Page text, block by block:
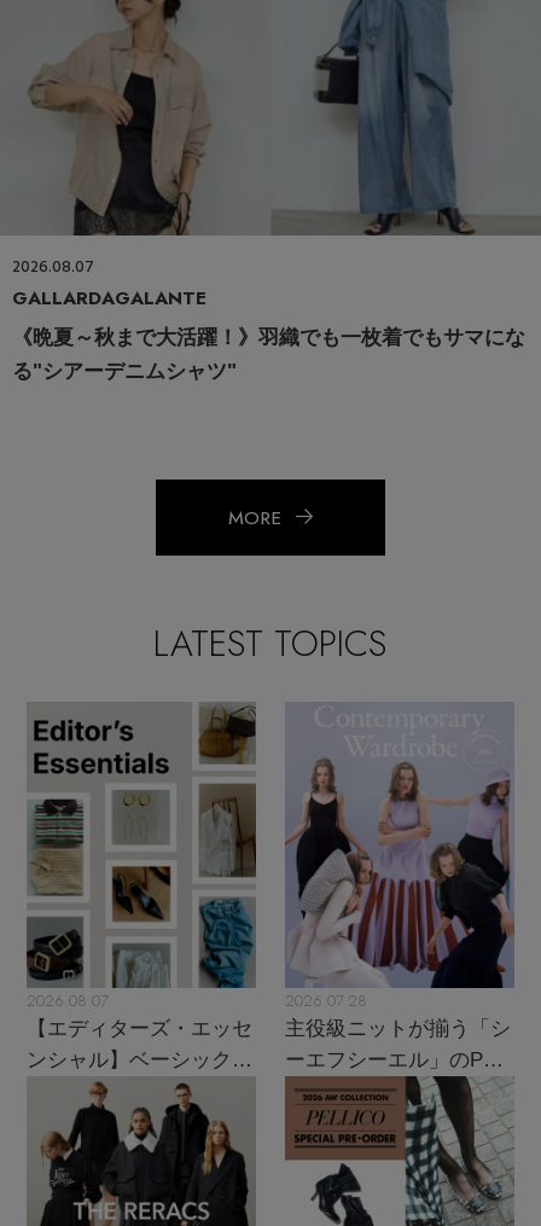
2026.08.07
GALLARDAGALANTE
《晩夏～秋まで大活躍！》羽織でも一枚着でもサマにな
る"シアーデニムシャツ"
MORE
LATEST TOPICS
2026.08.07
【エディターズ・エッセ
ンシャル】ベーシックと
トレンドが交差する16の
2026.07.28
主役級ニットが揃う「シ
ーエフシーエル」のPOP
UPがスタート